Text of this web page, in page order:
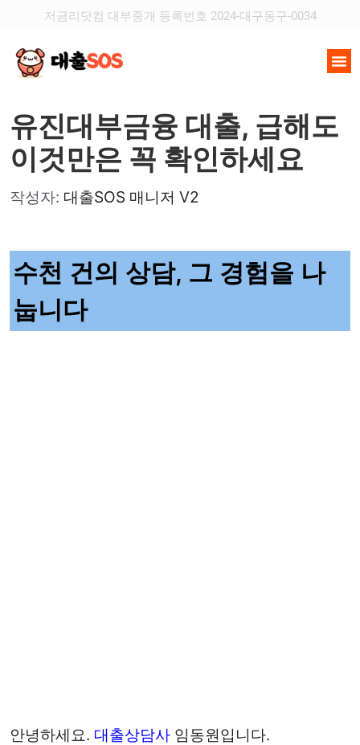
저금리닷컴 대부중개 등록번호 2024-대구동구-0034
유진대부금융 대출, 급해도
이것만은 꼭 확인하세요
작성자: 대출SOS 매니저 V2
수천 건의 상담, 그 경험을 나
눕니다
안녕하세요. 대출상담사 임동원입니다.